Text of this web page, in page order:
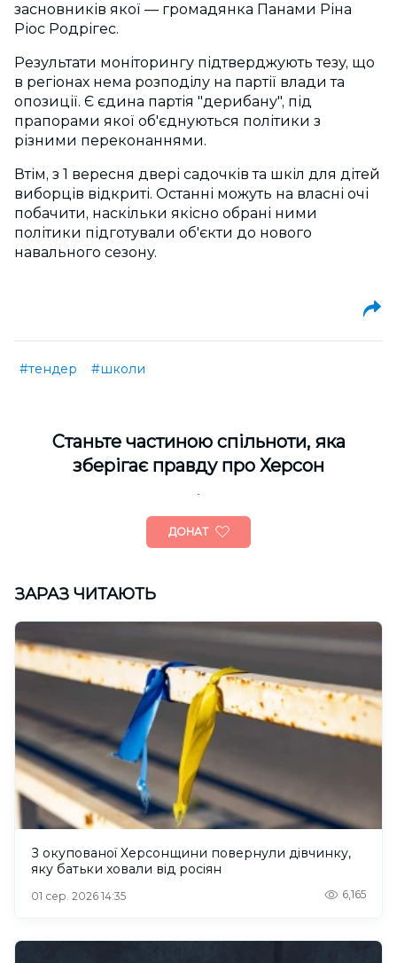
засновників якої — громадянка Панами Ріна
Ріос Родрігес.
Результати моніторингу підтверджують тезу, що
в регіонах нема розподілу на партії влади та
опозиції. Є єдина партія "дерибану", під
прапорами якої об'єднуються політики з
різними переконаннями.
Втім, з 1 вересня двері садочків та шкіл для дітей
виборців відкриті. Останні можуть на власні очі
побачити, наскільки якісно обрані ними
політики підготували об'єкти до нового
навального сезону.
#тендер #школи
Cтаньте частиною спільноти, яка
зберігає правду про Херсон
ДОНАТ
ЗАРАЗ ЧИТАЮТЬ
З окупованої Херсонщини повернули дівчинку,
яку батьки ховали від росіян
01 сер. 2026 14:35 6,165